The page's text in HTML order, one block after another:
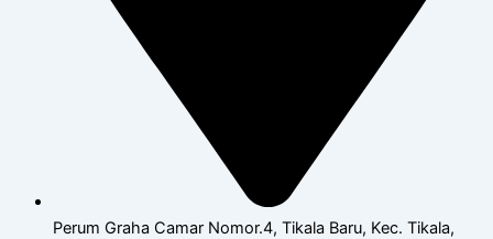
Perum Graha Camar Nomor.4, Tikala Baru, Kec. Tikala,